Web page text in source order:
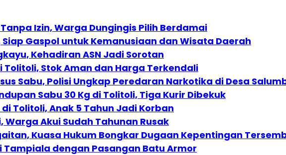
Izin, Warga Dungingis Pilih Berdamai
Siap Gaspol untuk Kemanusiaan dan Wisata Daerah
Kehadiran ASN Jadi Sorotan
Stok Aman dan Harga Terkendali
Sabu, Polisi Ungkap Peredaran Narkotika di Desa
Sabu 30 Kg di Tolitoli, Tiga Kurir Dibekuk
Tolitoli, Anak 5 Tahun Jadi Korban
Akui Sudah Tahunan Rusak
Kuasa Hukum Bongkar Dugaan Kepentingan
Tampiala dengan Pasangan Batu Armor